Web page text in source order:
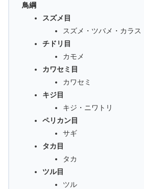
鳥綱
スズメ目
スズメ・ツバメ・カラス
チドリ目
カモメ
カワセミ目
カワセミ
キジ目
キジ・ニワトリ
ペリカン目
サギ
タカ目
タカ
ツル目
ツル